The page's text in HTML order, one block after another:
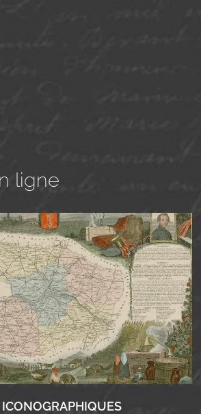
ICONOGRAPHIQUES